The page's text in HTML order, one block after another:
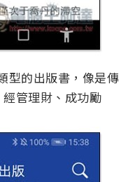
型的出版書，像是傳
管理財、成功勵